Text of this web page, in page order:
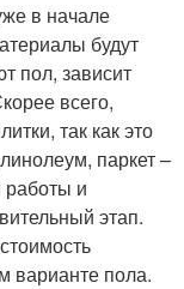
в начале
будут
пол, зависит
всего,
так как это
паркет –
работы и
этап.
варианте пола.